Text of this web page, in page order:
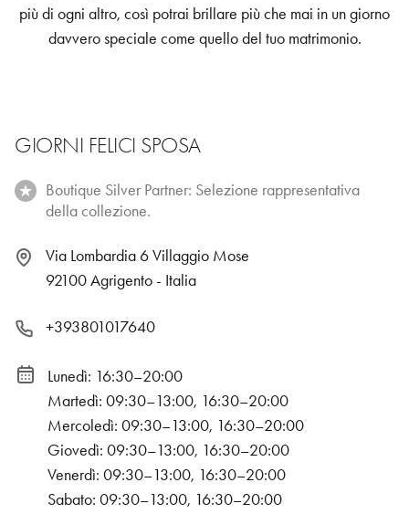
più di ogni altro, così potrai brillare più che mai in un giorno
davvero speciale come quello del tuo matrimonio.
GIORNI FELICI SPOSA
Boutique Silver Partner: Selezione rappresentativa
della collezione.
Via Lombardia 6 Villaggio Mose
92100 Agrigento - Italia
+393801017640
Lunedì: 16:30–20:00
Martedì: 09:30–13:00, 16:30–20:00
Mercoledì: 09:30–13:00, 16:30–20:00
Giovedì: 09:30–13:00, 16:30–20:00
Venerdì: 09:30–13:00, 16:30–20:00
Sabato: 09:30–13:00, 16:30–20:00